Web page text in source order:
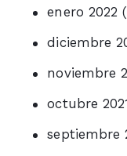
enero 2022
diciembre
noviembre
octubre
septiembre